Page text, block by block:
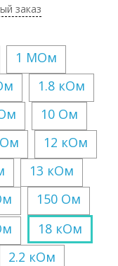
заказ
1 МОм
1.8 кОм
10 Ом
12 кОм
13 кОм
150 Ом
18 кОм
2.2 кОм